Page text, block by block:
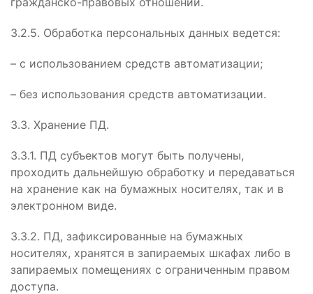
3.2.5. Обработка персональных данных ведется:
– с использованием средств автоматизации;
– без использования средств автоматизации.
3.3. Хранение ПД.
3.3.1. ПД субъектов могут быть получены,
проходить дальнейшую обработку и передаваться
на хранение как на бумажных носителях, так и в
электронном виде.
3.3.2. ПД, зафиксированные на бумажных
носителях, хранятся в запираемых шкафах либо в
запираемых помещениях с ограниченным правом
доступа.